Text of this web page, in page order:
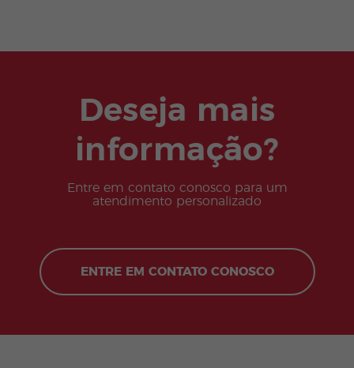
Deseja mais
informação?
Entre em contato conosco para um
atendimento personalizado
ENTRE EM CONTATO CONOSCO